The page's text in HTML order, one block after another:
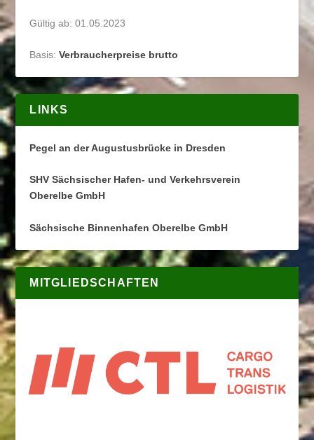
Gültig ab: 01.05.2023
Basis:Verbraucherpreise brutto
LINKS
Pegel an der Augustusbrücke in Dresden
SHV Sächsischer Hafen- und Verkehrsverein
Oberelbe GmbH
Sächsische Binnenhafen Oberelbe GmbH
MITGLIEDSCHAFTEN